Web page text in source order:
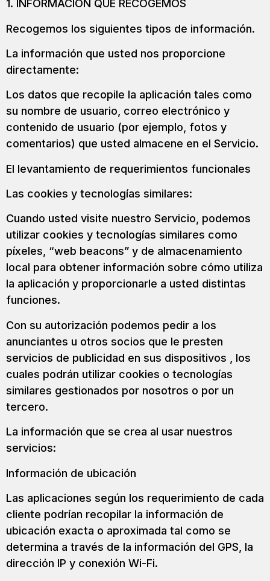
1. INFORMACIÓN QUE RECOGEMOS
Recogemos los siguientes tipos de información.
La información que usted nos proporcione
directamente:
Los datos que recopile la aplicación tales como
su nombre de usuario, correo electrónico y
contenido de usuario (por ejemplo, fotos y
comentarios) que usted almacene en el Servicio.
El levantamiento de requerimientos funcionales
Las cookies y tecnologías similares:
Cuando usted visite nuestro Servicio, podemos
utilizar cookies y tecnologías similares como
píxeles, “web beacons” y de almacenamiento
local para obtener información sobre cómo utiliza
la aplicación y proporcionarle a usted distintas
funciones.
Con su autorización podemos pedir a los
anunciantes u otros socios que le presten
servicios de publicidad en sus dispositivos , los
cuales podrán utilizar cookies o tecnologías
similares gestionados por nosotros o por un
tercero.
La información que se crea al usar nuestros
servicios:
Información de ubicación
Las aplicaciones según los requerimiento de cada
cliente podrían recopilar la información de
ubicación exacta o aproximada tal como se
determina a través de la información del GPS, la
dirección IP y conexión Wi-Fi.